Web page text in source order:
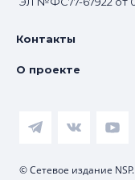
Контакты
О проекте
© Сетевое издание